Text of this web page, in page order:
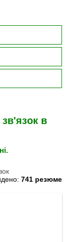
в
741 резюме